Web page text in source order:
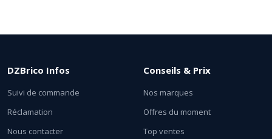
DZBrico Infos
Suivi de commande
Réclamation
Nous contacter
Conseils & Prix
Nos marques
Offres du moment
Top ventes